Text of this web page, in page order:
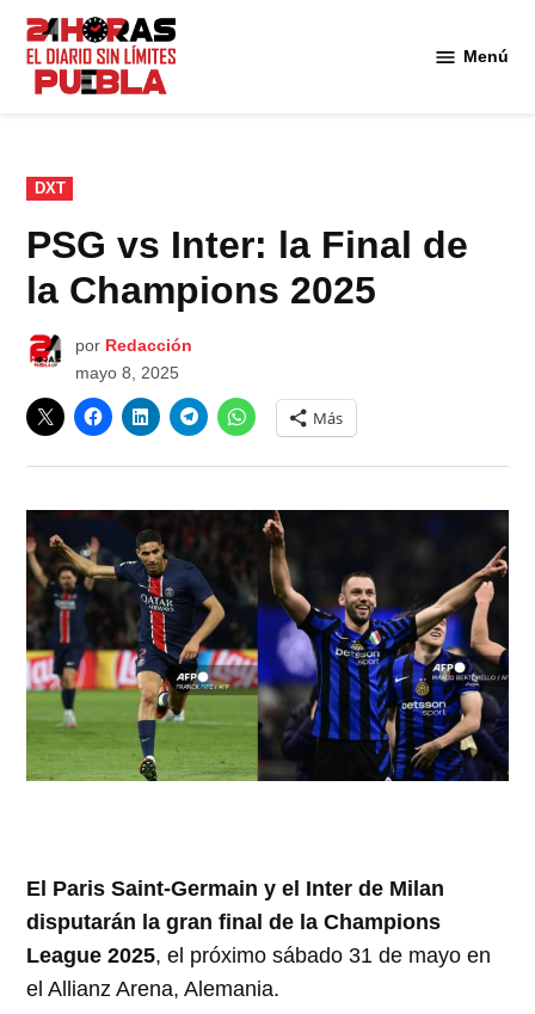
Saltar
contenido
Menú
PUBLICADO
EN
DXT
PSG vs Inter: la Final de
la Champions 2025
por Redacción
mayo 8, 2025
Más
El Paris Saint-Germain y el Inter de Milan
disputarán la gran final de la Champions
League 2025, el próximo sábado 31 de mayo en
el Allianz Arena, Alemania.